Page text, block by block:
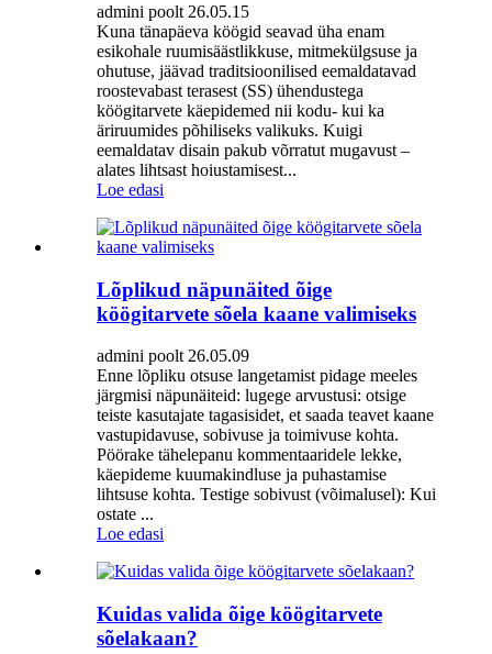
admini poolt 26.05.15
Kuna tänapäeva köögid seavad üha enam
esikohale ruumisäästlikkuse, mitmekülgsuse ja
ohutuse, jäävad traditsioonilised eemaldatavad
roostevabast terasest (SS) ühendustega
köögitarvete käepidemed nii kodu- kui ka
äriruumides põhiliseks valikuks. Kuigi
eemaldatav disain pakub võrratut mugavust –
alates lihtsast hoiustamisest...
Loe edasi
Lõplikud näpunäited õige
köögitarvete sõela kaane valimiseks
admini poolt 26.05.09
Enne lõpliku otsuse langetamist pidage meeles
järgmisi näpunäiteid: lugege arvustusi: otsige
teiste kasutajate tagasisidet, et saada teavet kaane
vastupidavuse, sobivuse ja toimivuse kohta.
Pöörake tähelepanu kommentaaridele lekke,
käepideme kuumakindluse ja puhastamise
lihtsuse kohta. Testige sobivust (võimalusel): Kui
ostate ...
Loe edasi
Kuidas valida õige köögitarvete
sõelakaan?